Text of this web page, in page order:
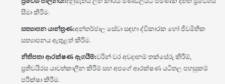
සීමා කිරීම.
සත්‍යාපන යාන්ත්‍රණ:අන්තර්ජාල සේවා සඳහා ද්විකාරක හෝ ජීවමිතික
සත්‍යාපනය ඇතුළත් කිරීම.
නිතිපතා ආරක්ෂණ ඇගයීම්:වරින් වර අවදානම් තක්සේරු කිරීම්,
ප්‍රතිවයිරස යාවත්කාලීන කිරීම් සහ අපගේ ආරක්ෂණ යටිතල පහසුකම්
පරීක්ෂා කිරීම.